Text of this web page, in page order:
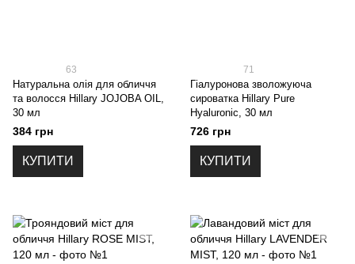
63
Натуральна олія для обличчя
та волосся Hillary JOJOBA OIL,
30 мл
384 грн
КУПИТИ
71
Гіалуронова зволожуюча
сироватка Hillary Pure
Hyaluronic, 30 мл
726 грн
КУПИТИ